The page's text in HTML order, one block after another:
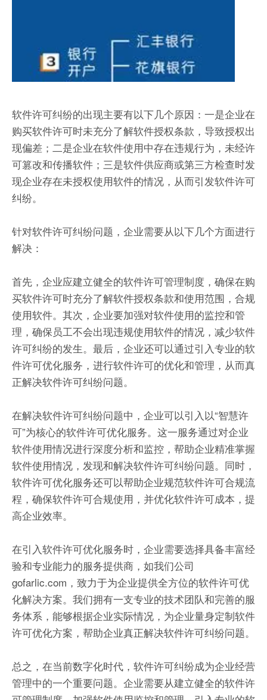
软件许可纠纷的出现主要有以下几个原因：一是企业在
购买软件许可时未充分了解软件授权条款，导致授权出
现偏差；二是企业在软件使用中存在违规行为，未经许
可篡改和传播软件；三是软件供应商或第三方检查时发
现企业存在未授权使用软件的情况，从而引发软件许可
纠纷。
针对软件许可纠纷问题，企业需要从以下几个方面进行
解决：
首先，企业应建立健全的软件许可管理制度，确保在购
买软件许可时充分了解软件授权条款和使用范围，合规
使用软件。其次，企业要加强对软件使用的监控和管
理，确保员工不会出现违规使用软件的情况，减少软件
许可纠纷的发生。最后，企业还可以通过引入专业的软
件许可优化服务，进行软件许可的优化和管理，从而真
正解决软件许可纠纷问题。
在解决软件许可纠纷问题中，企业可以引入以“智慧许
可”为核心的软件许可优化服务。这一服务通过对企业
软件使用情况进行深度分析和监控，帮助企业精准掌握
软件使用情况，发现和解决软件许可纠纷问题。同时，
软件许可优化服务还可以帮助企业规范软件许可合规流
程，确保软件许可合规使用，并优化软件许可成本，提
高企业效率。
在引入软件许可优化服务时，企业需要选择具备丰富经
验和专业能力的服务提供商，如我们公司
gofarlic.com，致力于为企业提供全方位的软件许可优
化解决方案。我们拥有一支专业的技术团队和完善的服
务体系，能够根据企业实际情况，为企业量身定制软件
许可优化方案，帮助企业真正解决软件许可纠纷问题。
总之，在当前数字化时代，软件许可纠纷成为企业经营
管理中的一个重要问题。企业需要从建立健全的软件许